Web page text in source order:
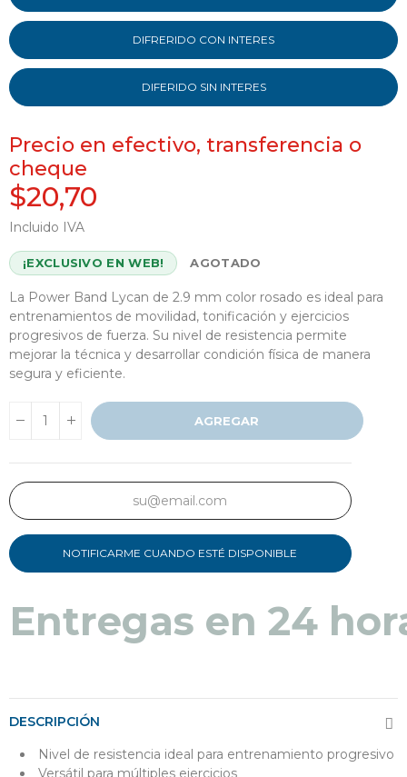
DIFRERIDO CON INTERES
DIFERIDO SIN INTERES
Precio en efectivo, transferencia o
cheque
$20,70
Incluido IVA
¡EXCLUSIVO EN WEB! AGOTADO
La Power Band Lycan de 2.9 mm color rosado es ideal para
entrenamientos de movilidad, tonificación y ejercicios
progresivos de fuerza. Su nivel de resistencia permite
mejorar la técnica y desarrollar condición física de manera
segura y eficiente.
AGREGAR
NOTIFICARME CUANDO ESTÉ DISPONIBLE
Entregas en 24
DESCRIPCIÓN
Nivel de resistencia ideal para entrenamiento progresivo
Versátil para múltiples ejercicios